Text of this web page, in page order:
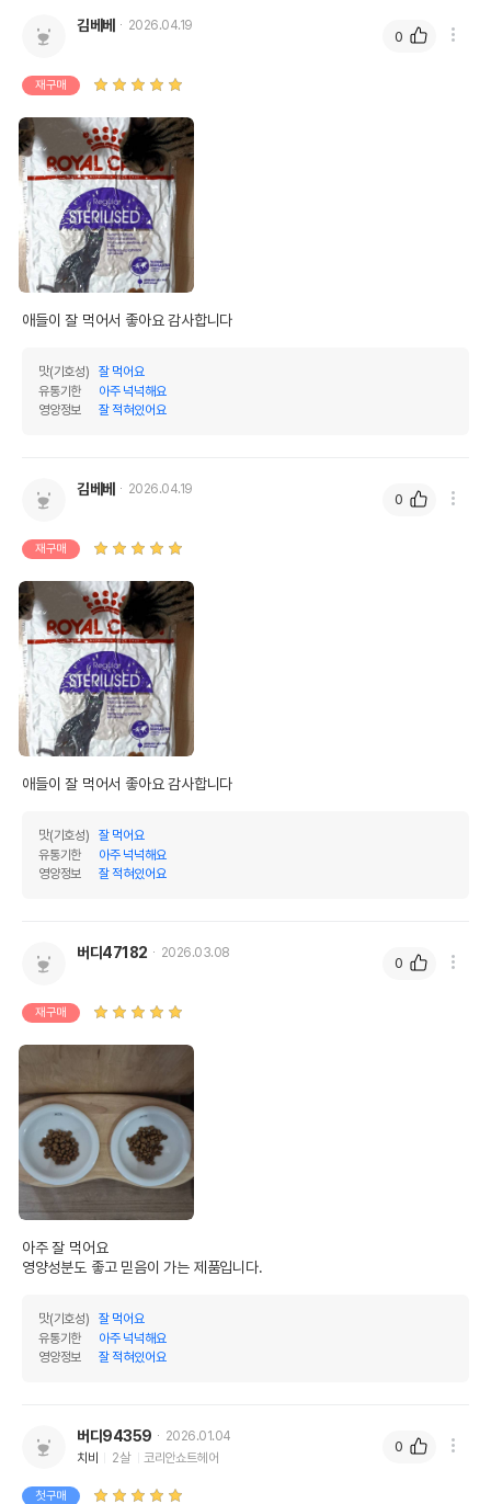
김베베 2026.04.19
재구매
애들이 잘 먹어서 좋아요 감사합니다
맛(기호성)
잘 먹어요
유통기한
아주 넉넉해요
영양정보
잘 적혀있어요
0
김베베 2026.04.19
재구매
애들이 잘 먹어서 좋아요 감사합니다
맛(기호성)
잘 먹어요
유통기한
아주 넉넉해요
영양정보
잘 적혀있어요
0
버디47182 2026.03.08
재구매
아주 잘 먹어요
영양성분도 좋고 믿음이 가는 제품입니다.
맛(기호성)
잘 먹어요
유통기한
아주 넉넉해요
영양정보
잘 적혀있어요
0
버디94359
2026.01.04
치비
2살 코리안쇼트헤어
첫구매
0